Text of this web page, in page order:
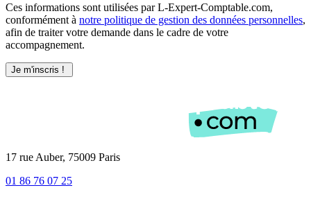
Ces informations sont utilisées par L-Expert-Comptable.com,
conformément à notre politique de gestion des données personnelles,
afin de traiter votre demande dans le cadre de votre
accompagnement.
17 rue Auber, 75009 Paris
01 86 76 07 25